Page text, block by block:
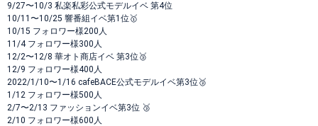
9/27〜10/3 私楽私彩公式モデルイベ 第4位
10/11〜10/25 響番組イベ第1位🥇
10/15 フォロワー様200人
11/4 フォロワー様300人
12/2〜12/8 華オト商店イベ 第3位🥉
12/9 フォロワー様400人
2022/1/10〜1/16 cafeBACE公式モデルイベ第3位🥉
1/12 フォロワー様500人
2/7〜2/13 ファッションイベ第3位 🥉
2/10 フォロワー様600人